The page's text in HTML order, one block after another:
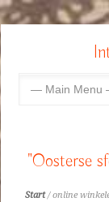
"Oosterse
Start/ online